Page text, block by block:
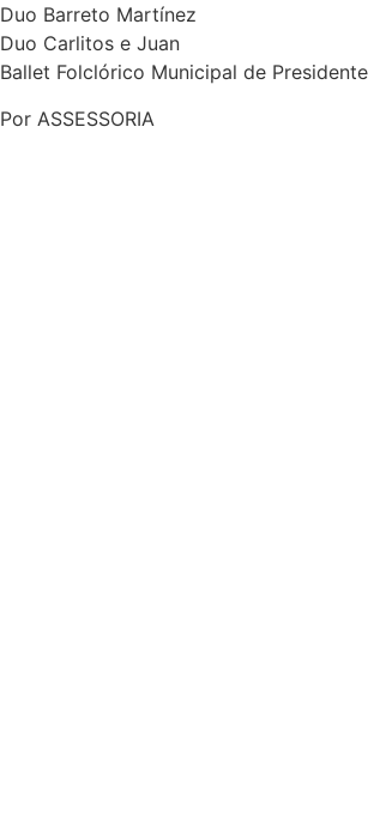
Duo Barreto Martínez
Duo Carlitos e Juan
Ballet Folclórico Municipal de
Por ASSESSORIA